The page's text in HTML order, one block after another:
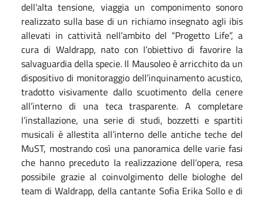
dell’alta tensione, viaggia un componimento sonoro
realizzato sulla base di un richiamo insegnato agli ibis
allevati in cattività nell’ambito del “Progetto Life”, a
cura di Waldrapp, nato con l’obiettivo di favorire la
salvaguardia della specie. Il Mausoleo è arricchito da un
dispositivo di monitoraggio dell’inquinamento acustico,
tradotto visivamente dallo scuotimento della cenere
all’interno di una teca trasparente. A completare
l’installazione, una serie di studi, bozzetti e spartiti
musicali è allestita all’interno delle antiche teche del
MuST, mostrando così una panoramica delle varie fasi
che hanno preceduto la realizzazione dell’opera, resa
possibile grazie al coinvolgimento delle biologhe del
team di Waldrapp, della cantante Sofia Erika Sollo e di